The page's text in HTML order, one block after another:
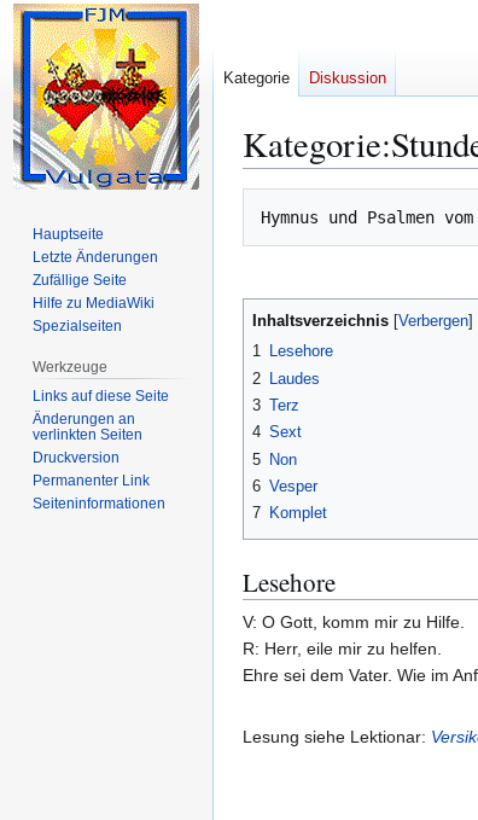
Kategorie:
Navigation
Suche
Inhaltsverzeichnis
1 Lesehore
2
Laudes
3 Terz
4 Sext
5 Non
6 Vesper
7 Komplet
Lesehore
V: O Gott, komm mir zu Hilfe.
R: Herr, eile mir zu helfen.
Ehre sei dem Vater. Wie im
Lesung siehe Lektionar:
Kategorie Diskussion
Hauptseite
Letzte Änderungen
Zufällige Seite
Hilfe zu MediaWiki
Spezialseiten
Werkzeuge
Links auf diese Seite
Änderungen an
verlinkten Seiten
Druckversion
Permanenter Link
Seiten­­informationen